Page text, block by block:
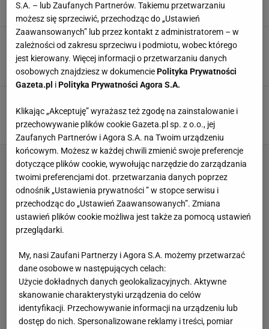
Michał Moch,20 MARCA 2021, 13:48
Jan Bednarek z najgorszym wynikiem w
historii. Jeden kibic popełnił największy błąd
kf,3 LUTEGO 2021, 08:14
Fantasy Premier League
Jakub Ciastoń, Wimbledon,2 LIPCA 2015, 22:38
S.A. – lub Zaufanych Partnerów. Takiemu przetwarzaniu
możesz się sprzeciwić, przechodząc do „Ustawień
Zaawansowanych” lub przez kontakt z administratorem – w
zależności od zakresu sprzeciwu i podmiotu, wobec którego
jest kierowany. Więcej informacji o przetwarzaniu danych
osobowych znajdziesz w dokumenciePolityka Prywatności
Gazeta.pl iPolityka Prywatności Agora S.A.
Klikając „Akceptuję” wyrażasz też zgodę na zainstalowanie i
przechowywanie plików cookie Gazeta.pl sp. z o.o., jej
Zaufanych Partnerów i Agora S.A. na Twoim urządzeniu
końcowym. Możesz w każdej chwili zmienić swoje preferencje
dotyczące plików cookie, wywołując narzędzie do zarządzania
twoimi preferencjami dot. przetwarzania danych poprzez
odnośnik „Ustawienia prywatności ” w stopce serwisu i
przechodząc do „Ustawień Zaawansowanych”. Zmiana
ustawień plików cookie możliwa jest także za pomocą ustawień
przeglądarki.
My, nasi Zaufani Partnerzy i Agora S.A. możemy przetwarzać
dane osobowe w następujących celach:
Użycie dokładnych danych geolokalizacyjnych. Aktywne
skanowanie charakterystyki urządzenia do celów
identyfikacji. Przechowywanie informacji na urządzeniu lub
dostęp do nich. Spersonalizowane reklamy i treści, pomiar